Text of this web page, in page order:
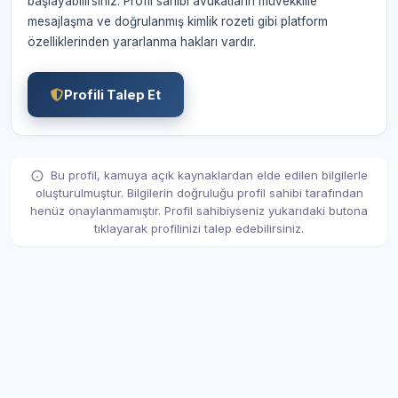
mesajlaşma ve doğrulanmış kimlik rozeti gibi platform
özelliklerinden yararlanma hakları vardır.
Profili Talep Et
Bu profil, kamuya açık kaynaklardan elde edilen bilgilerle
oluşturulmuştur. Bilgilerin doğruluğu profil sahibi tarafından
henüz onaylanmamıştır. Profil sahibiyseniz yukarıdaki butona
tıklayarak profilinizi talep edebilirsiniz.